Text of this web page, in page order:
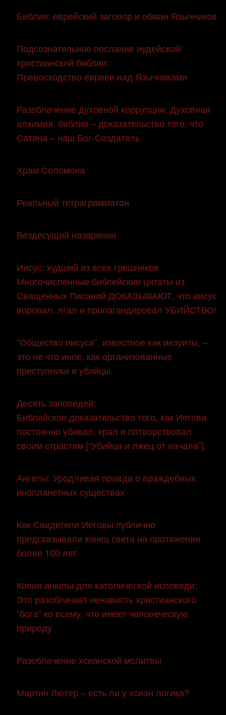
Библия: еврейский заговор и обман Язычников
Подсознательное послание иудейской/
христианской библии:
Превосходство евреев над Язычниками
Разоблачение духовной коррупции: Духовная
алхимия, библия – доказательство того, что
Сатана – наш Бог-Создатель
Храм Соломона
Реальный тетраграмматон
Вездесущий назарянин
Иисус: худший из всех грешников
Многочисленные библейские цитаты из
Священных Писаний ДОКАЗЫВАЮТ, что иисус
воровал, лгал и пропагандировал УБИЙСТВО!
“Общество иисуса”, известное как иезуиты, –
это не что иное, как организованные
преступники и убийцы.
Десять заповедей:
Библейское доказательство того, как Иегова
постоянно убивал, крал и потворствовал
своим страстям [“Убийца и лжец от начала”].
Ангелы: Уродливая правда о враждебных
инопланетных существах
Как Свидетели Иеговы публично
предсказывали конец света на протяжении
более 100 лет
Копия анкеты для католической исповеди:
Это разоблачает ненависть христианского
“бога” ко всему, что имеет человеческую
природу
Разоблачение хсианской молитвы
Мартин Лютер – есть ли у хсиан логика?